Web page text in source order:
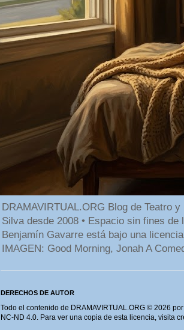
DRAMAVIRTUAL.ORG Blog de Teatro
Silva desde 2008 • Espacio sin fines
Benjamín Gavarre está bajo una
IMAGEN: Good Morning, Jonah A
DERECHOS DE AUTOR
Todo el contenido de DRAMAVIRTUAL.ORG © 2026
NC-ND 4.0. Para ver una copia de esta licencia, visita